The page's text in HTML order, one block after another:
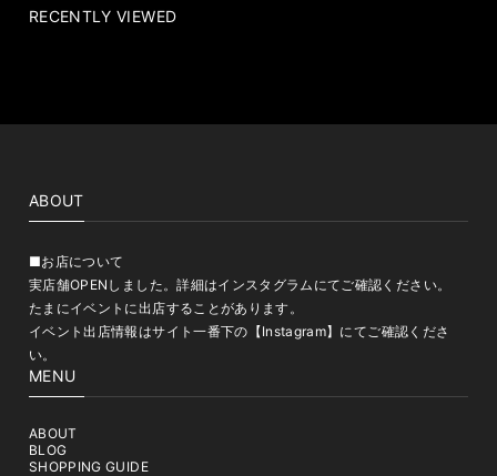
RECENTLY VIEWED
ABOUT
■お店について
実店舗OPENしました。詳細はインスタグラムにてご確認ください。
たまにイベントに出店することがあります。
イベント出店情報はサイト一番下の【Instagram】にてご確認くださ
い。
MENU
ABOUT
BLOG
SHOPPING GUIDE